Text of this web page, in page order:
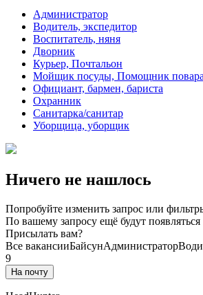
Администратор
Водитель, экспедитор
Воспитатель, няня
Дворник
Курьер, Почтальон
Мойщик посуды, Помощник
Официант, бармен, бариста
Охранник
Санитарка/санитар
Уборщица, уборщик
Ничего не нашлось
Попробуйте изменить запрос или
По вашему запросу ещё будут
Присылать вам?
Все вакансииБайсунАдминистратор
9
На почту